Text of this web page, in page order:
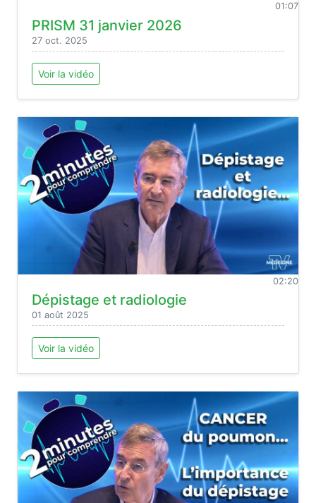
01:07
PRISM 31 janvier 2026
27 oct. 2025
Voir la vidéo
02:20
Dépistage et radiologie
01 août 2025
Voir la vidéo